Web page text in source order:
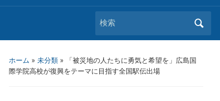
Search
for:
ホーム » 未分類»
「被災地の人たちに勇気と希望を」広島国
際学院高校が復興をテーマに目指す全国駅伝出場